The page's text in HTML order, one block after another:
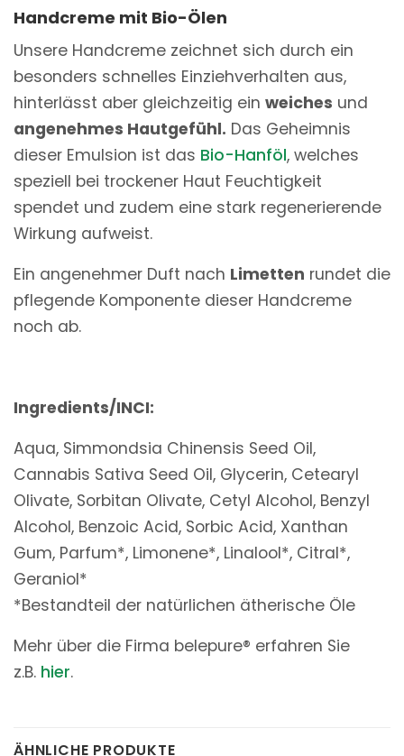
Handcreme mit Bio-Ölen
Unsere Handcreme zeichnet sich durch ein
besonders schnelles Einziehverhalten aus,
hinterlässt aber gleichzeitig ein weiches und
angenehmes Hautgefühl. Das Geheimnis
dieser Emulsion ist das Bio-Hanföl, welches
speziell bei trockener Haut Feuchtigkeit
spendet und zudem eine stark regenerierende
Wirkung aufweist.
Ein angenehmer Duft nach Limetten rundet die
pflegende Komponente dieser Handcreme
noch ab.
Ingredients/INCI:
Aqua, Simmondsia Chinensis Seed Oil,
Cannabis Sativa Seed Oil, Glycerin, Cetearyl
Olivate, Sorbitan Olivate, Cetyl Alcohol, Benzyl
Alcohol, Benzoic Acid, Sorbic Acid, Xanthan
Gum, Parfum*, Limonene*, Linalool*, Citral*,
Geraniol*
*Bestandteil der natürlichen ätherische Öle
Mehr über die Firma belepure® erfahren Sie
z.B. hier.
ÄHNLICHE PRODUKTE